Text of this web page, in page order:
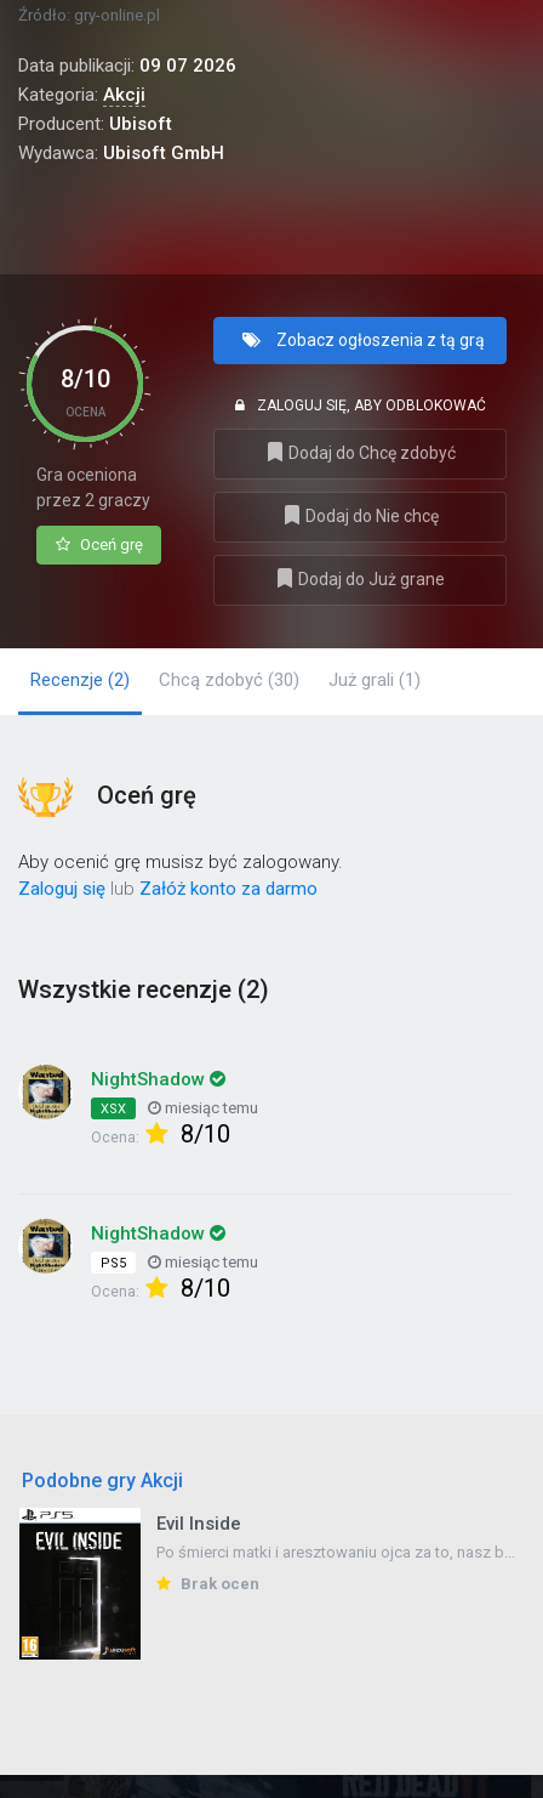
Źródło: gry-online.pl
Data publikacji: 09 07 2026
Kategoria: Akcji
Producent: Ubisoft
Wydawca: Ubisoft GmbH
8/10
OCENA
Gra oceniona
przez 2 graczy
Oceń grę
Zobacz ogłoszenia z tą grą
ZALOGUJ SIĘ, ABY ODBLOKOWAĆ
Dodaj do Chcę zdobyć
Dodaj do Nie chcę
Dodaj do Już grane
Recenzje (2) Chcą zdobyć (30) Już grali (1)
Oceń grę
Aby ocenić grę musisz być zalogowany.
Zaloguj się lub Załóż konto za darmo
Wszystkie recenzje (2)
NightShadow
XSX miesiąc temu
Ocena: 8/10
NightShadow
PS5 miesiąc temu
Ocena: 8/10
Podobne gry Akcji
Evil Inside
Po śmierci matki i aresztowaniu ojca za to, nasz b...
Brak ocen